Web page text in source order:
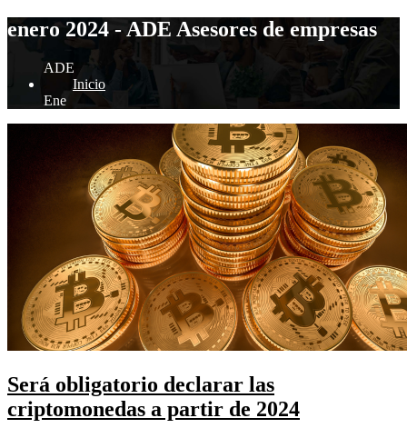
enero 2024 - ADE Asesores de empresas
ADE
Inicio
Ene
Será obligatorio declarar las
criptomonedas a partir de 2024